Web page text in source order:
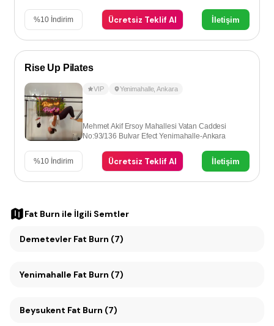
%10 İndirim Ücretsiz Teklif Al İletişim
Rise Up Pilates
VIP Yenimahalle,Ankara
Mehmet Akif Ersoy Mahallesi Vatan Caddesi
No:93/136 Bulvar Efect Yenimahalle-Ankara
%10 İndirim Ücretsiz Teklif Al İletişim
Fat Burn ile İlgili Semtler
Demetevler Fat Burn (7)
Yenimahalle Fat Burn (7)
Beysukent Fat Burn (7)